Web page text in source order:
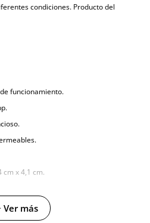
condiciones. Producto del
funcionamiento.
cm x 4,1 cm.
Ver más